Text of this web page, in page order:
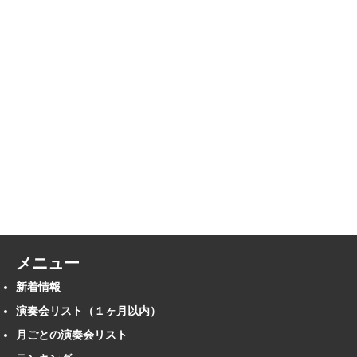
メニュー
新着情報
演奏会リスト（１ヶ月以内）
月ごとの演奏会リスト